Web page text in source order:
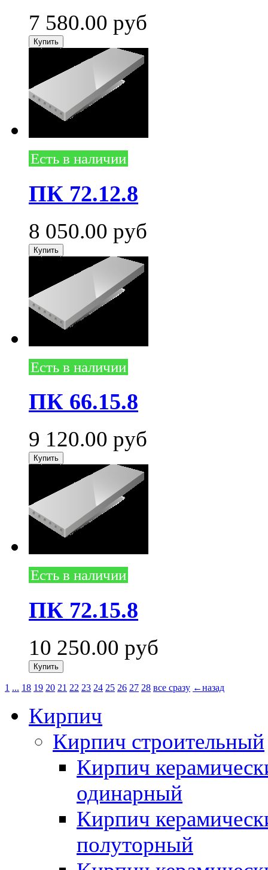
7 580.00 руб
Есть в наличии
ПК 72.12.8
8 050.00 руб
Есть в наличии
ПК 66.15.8
9 120.00 руб
Есть в наличии
ПК 72.15.8
10 250.00 руб
1 ... 18 19 20 21 22 23 24 25 26 27 28 все сразу ←назад
Кирпич
Кирпич строительный
Кирпич
одинарный
Кирпич
полуторный